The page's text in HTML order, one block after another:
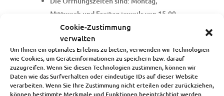
Cookie-Zustimmung
verwalten
Um Ihnen ein optimales Erlebnis zu bieten, verwenden wir Technologien
wie Cookies, um Geräteinformationen zu speichern bzw. darauf
zuzugreifen. Wenn Sie diesen Technologien zustimmen, können wir
Daten wie das Surfverhalten oder eindeutige IDs auf dieser Website
verarbeiten. Wenn Sie Ihre Zustimmung nicht erteilen oder zurückziehen,
können bestimmte Merkmale und Funktionen beeinträchtigt werden.
Mittwoch und Freitag jeweils von 15.00-
18.00 Uhr.
Alles gilt natürlich nur solange die
Inzidenzzahl unter 100 liegt.
Diese Regeln gelten für alle Angebote im
Joki-Jugendzentrum.